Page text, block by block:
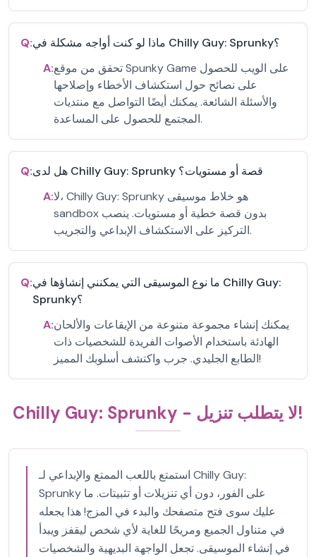
Q:
ماذا لو كنت أواجه مشكلة في Chilly Guy: Sprunky؟
A:تحقق من موقع Spunky Game على الويب للحصول
على نصائح حول استكشاف الأخطاء وإصلاحها
والأسئلة الشائعة. يمكنك أيضًا التواصل مع منتديات
المجتمع للحصول على المساعدة.
Q:
هل لدى Chilly Guy: Sprunky قصة أو مستويات؟
A:لا، Chilly Guy: Sprunky هو خلاط موسيقى
sandbox بدون قصة خطية أو مستويات. ينصب
التركيز على الاستكشاف الإبداعي والتجريب.
Q:ما نوع الموسيقى التي يمكنني إنشاؤها في Chilly Guy:
Sprunky؟
A:يمكنك إنشاء مجموعة متنوعة من الإيقاعات والألحان
الهادئة باستخدام الأصوات الفريدة للشخصيات ذات
الطابع الجليدي. جرب واكتشف أسلوبك المميز!
Chilly Guy: Sprunky - لا يتطلب تنزيل!
استمتع باللعب الممتع والإبداعي لـ Chilly Guy:
Sprunky على الفور، دون أي تنزيلات أو تثبيتات. ما
عليك سوى فتح متصفحك والبدء في المزج! هذا يجعله
في متناول الجميع ومريحًا للغاية لأي شخص ليقفز ويبدأ
في إنشاء الموسيقى. تجعل الواجهة البديهية والشخصيات